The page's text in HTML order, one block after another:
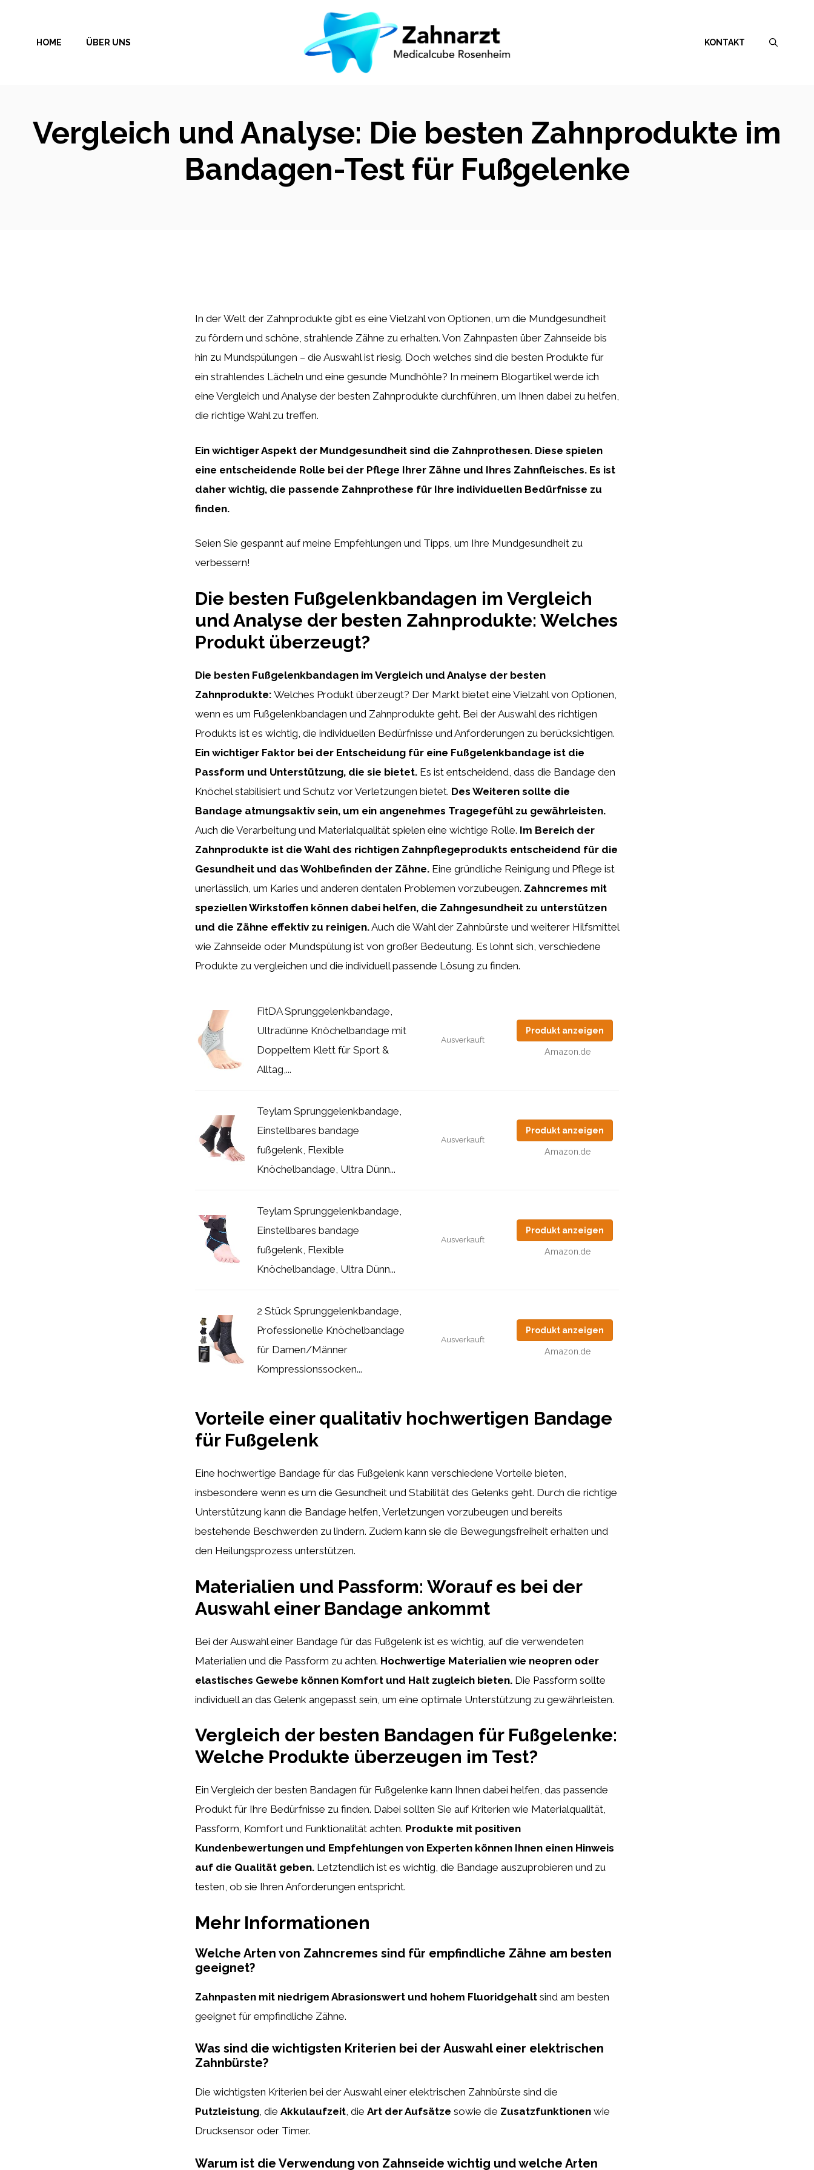
springenHOME ÜBER UNS KONTAKT
Vergleich und Analyse: Die besten Zahnprodukte im
Bandagen-Test für Fußgelenke
In der Welt der Zahnprodukte gibt es eine Vielzahl von Optionen, um die Mundgesundheit
zu fördern und schöne, strahlende Zähne zu erhalten. Von Zahnpasten über Zahnseide bis
hin zu Mundspülungen – die Auswahl ist riesig. Doch welches sind die besten Produkte für
ein strahlendes Lächeln und eine gesunde Mundhöhle? In meinem Blogartikel werde ich
eine Vergleich und Analyse der besten Zahnprodukte durchführen, um Ihnen dabei zu helfen,
die richtige Wahl zu treffen.
Ein wichtiger Aspekt der Mundgesundheit sind die Zahnprothesen. Diese spielen
eine entscheidende Rolle bei der Pflege Ihrer Zähne und Ihres Zahnfleisches. Es ist
daher wichtig, die passende Zahnprothese für Ihre individuellen Bedürfnisse zu
finden.
Seien Sie gespannt auf meine Empfehlungen und Tipps, um Ihre Mundgesundheit zu
verbessern!
Die besten Fußgelenkbandagen im Vergleich
und Analyse der besten Zahnprodukte: Welches
Produkt überzeugt?
Die besten Fußgelenkbandagen im Vergleich und Analyse der besten
Zahnprodukte: Welches Produkt überzeugt? Der Markt bietet eine Vielzahl von Optionen,
wenn es um Fußgelenkbandagen und Zahnprodukte geht. Bei der Auswahl des richtigen
Produkts ist es wichtig, die individuellen Bedürfnisse und Anforderungen zu berücksichtigen.
Ein wichtiger Faktor bei der Entscheidung für eine Fußgelenkbandage ist die
Passform und Unterstützung, die sie bietet. Es ist entscheidend, dass die Bandage den
Knöchel stabilisiert und Schutz vor Verletzungen bietet. Des Weiteren sollte die
Bandage atmungsaktiv sein, um ein angenehmes Tragegefühl zu gewährleisten.
Auch die Verarbeitung und Materialqualität spielen eine wichtige Rolle. Im Bereich der
Zahnprodukte ist die Wahl des richtigen Zahnpflegeprodukts entscheidend für die
Gesundheit und das Wohlbefinden der Zähne. Eine gründliche Reinigung und Pflege ist
unerlässlich, um Karies und anderen dentalen Problemen vorzubeugen. Zahncremes mit
speziellen Wirkstoffen können dabei helfen, die Zahngesundheit zu unterstützen
und die Zähne effektiv zu reinigen.Auch die Wahl der Zahnbürste und weiterer Hilfsmittel
wie Zahnseide oder Mundspülung ist von großer Bedeutung. Es lohnt sich, verschiedene
Produkte zu vergleichen und die individuell passende Lösung zu finden.
FitDA Sprunggelenkbandage,
Ultradünne Knöchelbandage mit
Doppeltem Klett für Sport &
Alltag,...
Ausverkauft
Produkt anzeigen
Amazon.de
Teylam Sprunggelenkbandage,
Einstellbares bandage
fußgelenk, Flexible
Knöchelbandage, Ultra Dünn...
Ausverkauft
Produkt anzeigen
Amazon.de
Teylam Sprunggelenkbandage,
Einstellbares bandage
fußgelenk, Flexible
Knöchelbandage, Ultra Dünn...
Ausverkauft
Produkt anzeigen
Amazon.de
2 Stück Sprunggelenkbandage,
Professionelle Knöchelbandage
für Damen/Männer
Kompressionssocken...
Ausverkauft
Produkt anzeigen
Amazon.de
Vorteile einer qualitativ hochwertigen Bandage
für Fußgelenk
Eine hochwertige Bandage für das Fußgelenk kann verschiedene Vorteile bieten,
insbesondere wenn es um die Gesundheit und Stabilität des Gelenks geht. Durch die richtige
Unterstützung kann die Bandage helfen, Verletzungen vorzubeugen und bereits
bestehende Beschwerden zu lindern. Zudem kann sie die Bewegungsfreiheit erhalten und
den Heilungsprozess unterstützen.
Materialien und Passform: Worauf es bei der
Auswahl einer Bandage ankommt
Bei der Auswahl einer Bandage für das Fußgelenk ist es wichtig, auf die verwendeten
Materialien und die Passform zu achten. Hochwertige Materialien wie neopren oder
elastisches Gewebe können Komfort und Halt zugleich bieten. Die Passform sollte
individuell an das Gelenk angepasst sein, um eine optimale Unterstützung zu gewährleisten.
Vergleich der besten Bandagen für Fußgelenke:
Welche Produkte überzeugen im Test?
Ein Vergleich der besten Bandagen für Fußgelenke kann Ihnen dabei helfen, das passende
Produkt für Ihre Bedürfnisse zu finden. Dabei sollten Sie auf Kriterien wie Materialqualität,
Passform, Komfort und Funktionalität achten. Produkte mit positiven
Kundenbewertungen und Empfehlungen von Experten können Ihnen einen Hinweis
auf die Qualität geben. Letztendlich ist es wichtig, die Bandage auszuprobieren und zu
testen, ob sie Ihren Anforderungen entspricht.
Mehr Informationen
Welche Arten von Zahncremes sind für empfindliche Zähne am besten
geeignet?
Zahnpasten mit niedrigem Abrasionswert und hohem Fluoridgehalt sind am besten
geeignet für empfindliche Zähne.
Was sind die wichtigsten Kriterien bei der Auswahl einer elektrischen
Zahnbürste?
Die wichtigsten Kriterien bei der Auswahl einer elektrischen Zahnbürste sind die
Putzleistung, die Akkulaufzeit, die Art der Aufsätze sowie die Zusatzfunktionen wie
Drucksensor oder Timer.
Warum ist die Verwendung von Zahnseide wichtig und welche Arten